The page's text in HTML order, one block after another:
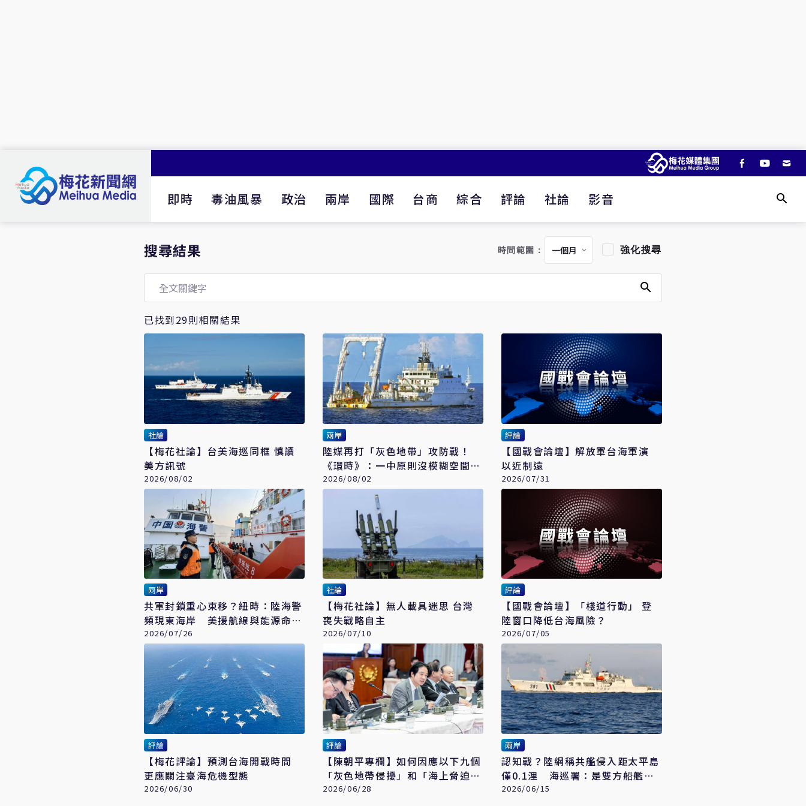
即時 毒油風暴 政治 兩岸 國際 台商 綜合 評論 社論 影音
搜尋結果 時間範圍： 強化搜尋
已找到29則相關結果
社論
【梅花社論】台美海巡同框 慎讀
美方訊號
2026/08/02
兩岸
陸媒再打「灰色地帶」攻防戰！
《環時》：一中原則沒模糊空間
台海治理將全面常態化
2026/08/02
評論
【國戰會論壇】解放軍台海軍演
以近制遠
2026/07/31
兩岸
共軍封鎖重心東移？紐時：陸海警
頻現東海岸 美援航線與能源命脈
成戰略焦點
2026/07/26
社論
【梅花社論】無人載具迷思 台灣
喪失戰略自主
2026/07/10
評論
【國戰會論壇】「棧道行動」 登
陸窗口降低台海風險？
2026/07/05
評論
【梅花評論】預測台海開戰時間
更應關注臺海危機型態
2026/06/30
評論
【陳朝平專欄】如何因應以下九個
「灰色地帶侵擾」和「海上脅迫」
的想定？
2026/06/28
兩岸
認知戰？陸網稱共艦侵入距太平島
僅0.1浬 海巡署：是雙方船艦距
離、已強勢驅離
2026/06/15